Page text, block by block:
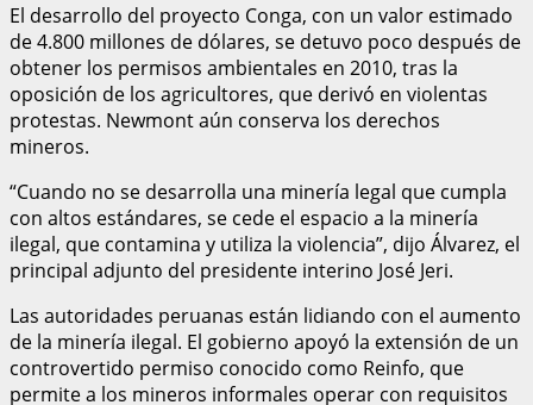
El desarrollo del proyecto Conga, con un valor estimado
de 4.800 millones de dólares, se detuvo poco después de
obtener los permisos ambientales en 2010, tras la
oposición de los agricultores, que derivó en violentas
protestas. Newmont aún conserva los derechos
mineros.
“Cuando no se desarrolla una minería legal que cumpla
con altos estándares, se cede el espacio a la minería
ilegal, que contamina y utiliza la violencia”, dijo Álvarez, el
principal adjunto del presidente interino José Jeri.
Las autoridades peruanas están lidiando con el aumento
de la minería ilegal. El gobierno apoyó la extensión de un
controvertido permiso conocido como Reinfo, que
permite a los mineros informales operar con requisitos